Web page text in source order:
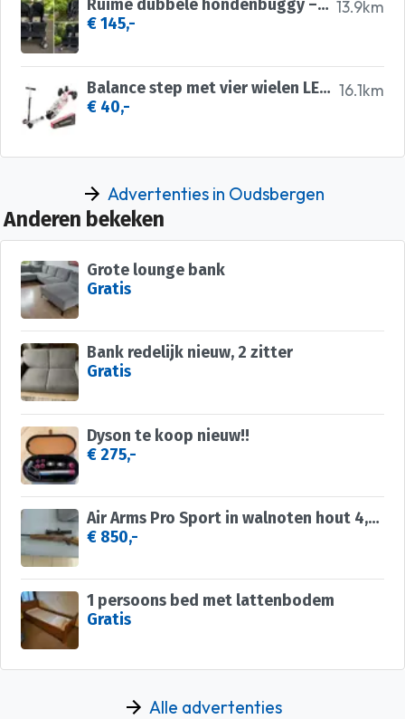
13.9km
Ruime dubbele hondenbuggy – opvouwbaar en praktisch! 🐾
€ 145,-
16.1km
Balance step met vier wielen LED knipsels
€ 40,-
Advertenties in Oudsbergen
Anderen bekeken
Grote lounge bank
Gratis
Bank redelijk nieuw, 2 zitter
Gratis
Dyson te koop nieuw!!
€ 275,-
Air Arms Pro Sport in walnoten hout 4,5 MM, 16 joul
€ 850,-
1 persoons bed met lattenbodem
Gratis
Alle advertenties